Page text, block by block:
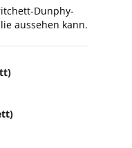
Dunphy-
aussehen kann.